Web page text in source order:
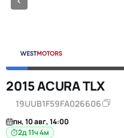
2015 ACURA TLX
19UUB1F59FA026606
пн, 10 авг, 14:00
2д 11ч 4м